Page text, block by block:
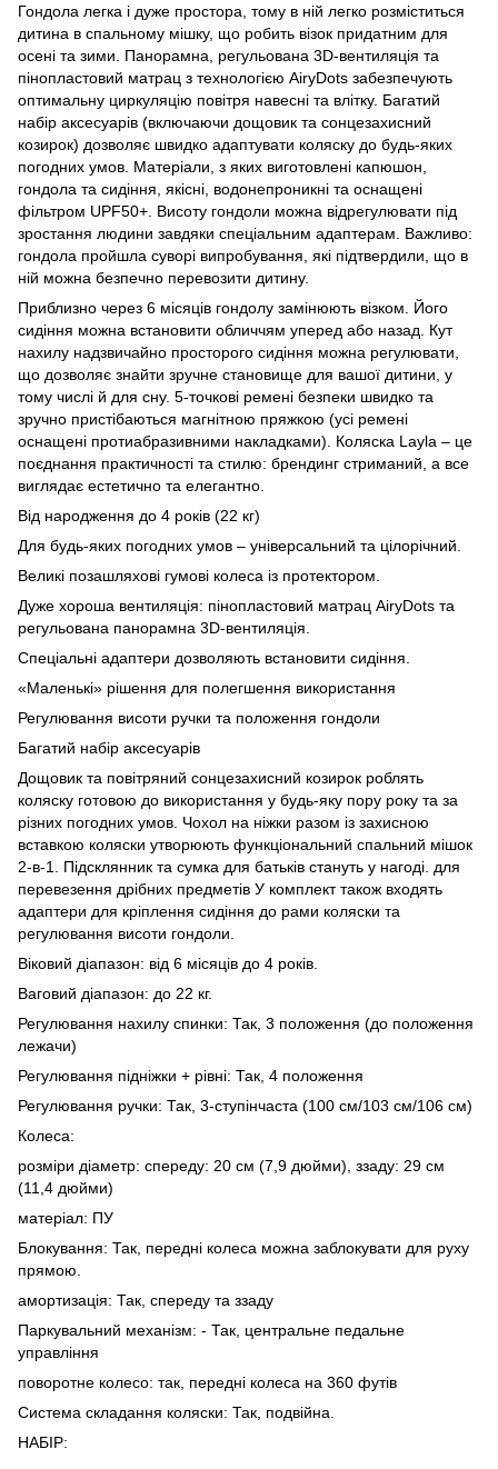
Гондола легка і дуже простора, тому в ній легко розміститься
дитина в спальному мішку, що робить візок придатним для
осені та зими. Панорамна, регульована 3D-вентиляція та
пінопластовий матрац з технологією AiryDots забезпечують
оптимальну циркуляцію повітря навесні та влітку. Багатий
набір аксесуарів (включаючи дощовик та сонцезахисний
козирок) дозволяє швидко адаптувати коляску до будь-яких
погодних умов. Матеріали, з яких виготовлені капюшон,
гондола та сидіння, якісні, водонепроникні та оснащені
фільтром UPF50+. Висоту гондоли можна відрегулювати під
зростання людини завдяки спеціальним адаптерам. Важливо:
гондола пройшла суворі випробування, які підтвердили, що в
ній можна безпечно перевозити дитину.
Приблизно через 6 місяців гондолу замінюють візком. Його
сидіння можна встановити обличчям уперед або назад. Кут
нахилу надзвичайно просторого сидіння можна регулювати,
що дозволяє знайти зручне становище для вашої дитини, у
тому числі й для сну. 5-точкові ремені безпеки швидко та
зручно пристібаються магнітною пряжкою (усі ремені
оснащені протиабразивними накладками). Коляска Layla – це
поєднання практичності та стилю: брендинг стриманий, а все
виглядає естетично та елегантно.
Від народження до 4 років (22 кг)
Для будь-яких погодних умов – універсальний та цілорічний.
Великі позашляхові гумові колеса із протектором.
Дуже хороша вентиляція: пінопластовий матрац AiryDots та
регульована панорамна 3D-вентиляція.
Спеціальні адаптери дозволяють встановити сидіння.
«Маленькі» рішення для полегшення використання
Регулювання висоти ручки та положення гондоли
Багатий набір аксесуарів
Дощовик та повітряний сонцезахисний козирок роблять
коляску готовою до використання у будь-яку пору року та за
різних погодних умов. Чохол на ніжки разом із захисною
вставкою коляски утворюють функціональний спальний мішок
2-в-1. Підсклянник та сумка для батьків стануть у нагоді. для
перевезення дрібних предметів У комплект також входять
адаптери для кріплення сидіння до рами коляски та
регулювання висоти гондоли.
Віковий діапазон: від 6 місяців до 4 років.
Ваговий діапазон: до 22 кг.
Регулювання нахилу спинки: Так, 3 положення (до положення
лежачи)
Регулювання підніжки + рівні: Так, 4 положення
Регулювання ручки: Так, 3-ступінчаста (100 см/103 см/106 см)
Колеса:
розміри діаметр: спереду: 20 см (7,9 дюйми), ззаду: 29 см
(11,4 дюйми)
матеріал: ПУ
Блокування: Так, передні колеса можна заблокувати для руху
прямою.
амортизація: Так, спереду та ззаду
Паркувальний механізм: - Так, центральне педальне
управління
поворотне колесо: так, передні колеса на 360 футів
Система складання коляски: Так, подвійна.
НАБІР: